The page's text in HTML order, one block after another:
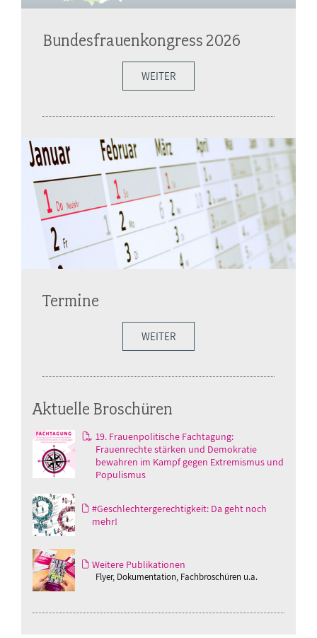
Bundesfrauenkongress 2026
WEITER
Termine
WEITER
Aktuelle Broschüren
19. Frauenpolitische Fachtagung:
Frauenrechte stärken und Demokratie
bewahren im Kampf gegen Extremismus und
Populismus
#Geschlechtergerechtigkeit: Da geht noch
mehr!
Weitere Publikationen
Flyer, Dokumentation, Fachbroschüren u.a.